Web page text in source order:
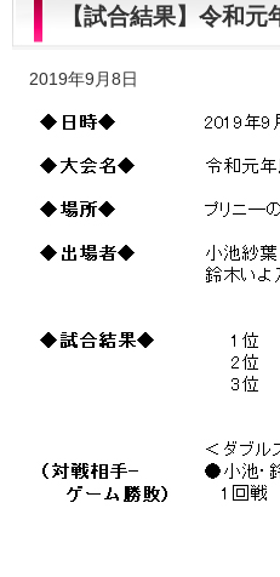
【試合結果】令和
2019年9月8日